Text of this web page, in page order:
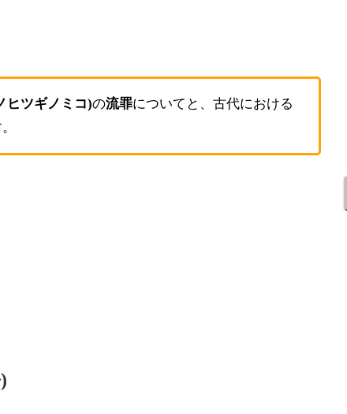
ヒツギノミコ)の流罪についてと、古代における